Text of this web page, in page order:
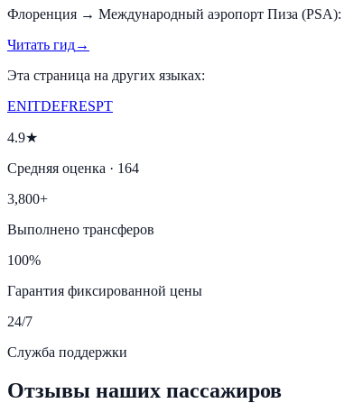
Флоренция → Международный аэропорт Пиза (PSA):
Читать гид→
Эта страница на других языках:
ENITDEFRESPT
4.9★
Средняя оценка · 164
3,800+
Выполнено трансферов
100%
Гарантия фиксированной цены
24/7
Служба поддержки
Отзывы наших пассажиров